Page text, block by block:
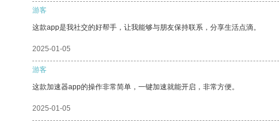
游客
这款app是我社交的好帮手，让我能够与朋友保持联系，分享生活点滴。
2025-01-05
游客
这款加速器app的操作非常简单，一键加速就能开启，非常方便。
2025-01-05